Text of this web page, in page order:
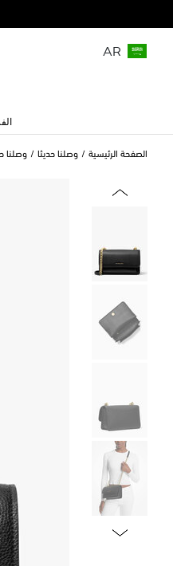
AR
الصفحة الرئيسية وصلنا حديثا وصلنا